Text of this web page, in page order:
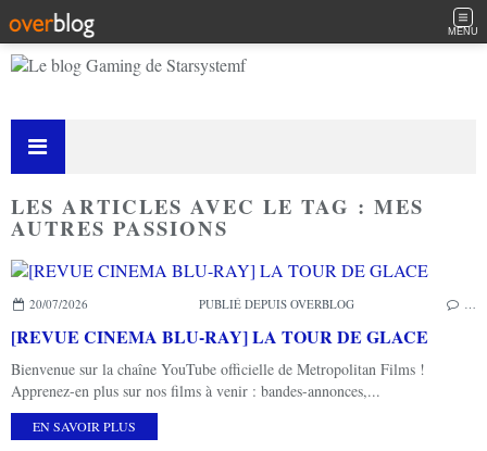
MENU
LES ARTICLES AVEC LE TAG : MES
AUTRES PASSIONS
20/07/2026 PUBLIÉ DEPUIS OVERBLOG
[REVUE CINEMA BLU-RAY] LA TOUR DE GLACE
Bienvenue sur la chaîne YouTube officielle de Metropolitan Films !
Apprenez-en plus sur nos films à venir : bandes-annonces,...
EN SAVOIR PLUS